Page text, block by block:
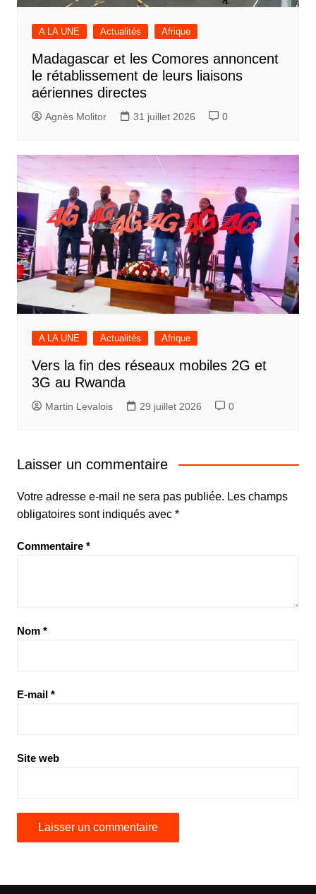
A LA UNE Actualités Afrique
Madagascar et les Comores annoncent
le rétablissement de leurs liaisons
aériennes directes
Agnès Molitor 31 juillet 2026 0
A LA UNE Actualités Afrique
Vers la fin des réseaux mobiles 2G et
3G au Rwanda
Martin Levalois 29 juillet 2026 0
Laisser un commentaire
Votre adresse e-mail ne sera pas publiée. Les champs
obligatoires sont indiqués avec *
Commentaire *
Nom *
E-mail *
Site web